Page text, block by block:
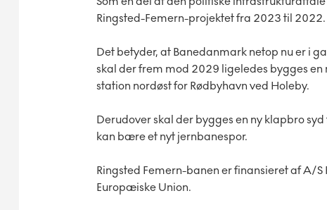
Ringsted-Femern-projektet fra 2023 til 2022.
Det betyder, at Banedanmark netop nu er i
skal der frem mod 2029 ligeledes bygges
station nordøst for Rødbyhavn ved Holeby.
Derudover skal der bygges en ny klapbro syd
kan bære et nyt jernbanespor.
Ringsted Femern-banen er finansieret af A/
Europæiske Union.